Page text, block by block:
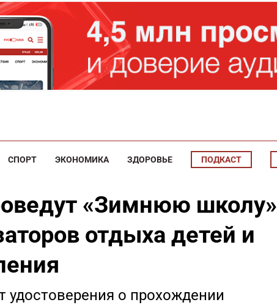
СПОРТ ЭКОНОМИКА ЗДОРОВЬЕ ПОДКАСТ
«Зимнюю школу»
отдыха детей и
удостоверения о прохождении